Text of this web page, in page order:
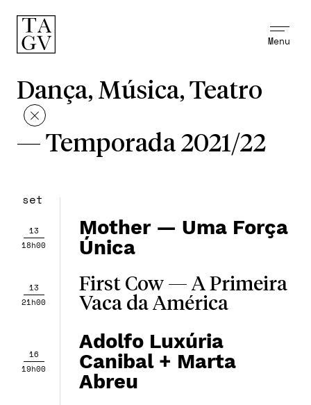
Menu
Dança, Música, Teatro
— Temporada 2021/22
set
13
18h00
Mother — Uma Força
Única
13
21h00
First Cow — A Primeira
Vaca da América
16
19h00
Adolfo Luxúria
Canibal + Marta
Abreu